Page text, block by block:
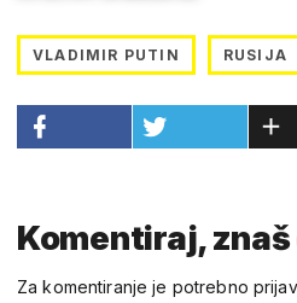
VLADIMIR PUTIN RUSIJA
Komentiraj,
Za komentiranje je potrebno